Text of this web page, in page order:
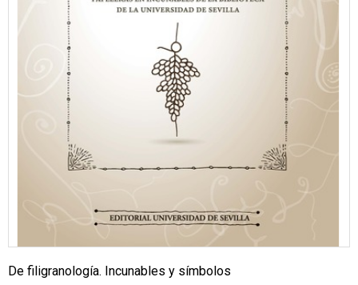
De filigranología. Incunables y símbolos